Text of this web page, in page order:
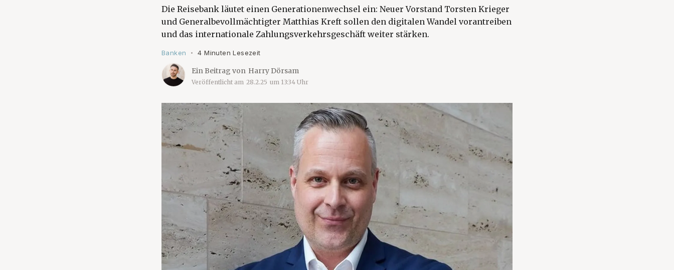
Die Reisebank läutet einen Generationenwechsel ein: Neuer Vorstand Torsten Krieger
und Generalbevollmächtigter Matthias Kreft sollen den digitalen Wandel vorantreiben
und das internationale Zahlungsverkehrsgeschäft weiter stärken.
Banken • 4 Minuten Lesezeit
Ein Beitrag von Harry Dörsam
Veröffentlicht am 28.2.25 um 13:34 Uhr